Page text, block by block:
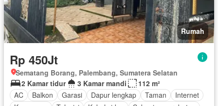
Rumah
Rp 450Jt
Sematang Borang, Palembang, Sumatera Selatan
2 Kamar tidur
3 Kamar mandi
112 m²
AC
Balkon Garasi Dapur lengkap Taman
Internet